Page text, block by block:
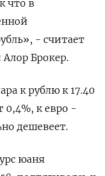
что в
- считает
Брокер.
к рублю к 17.40
0,4%, к евро -
дешевеет.
юаня